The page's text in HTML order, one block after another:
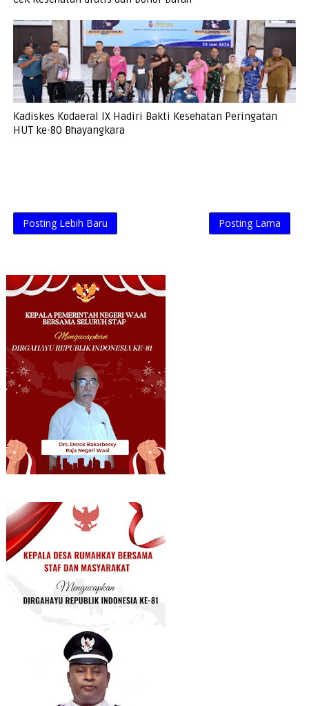
Kadiskes Kodaeral IX Hadiri Bakti Kesehatan Peringatan
HUT ke-80 Bhayangkara
Posting Lebih Baru Posting Lama